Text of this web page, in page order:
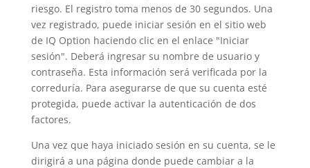
riesgo. El registro toma menos de 30 segundos. Una
vez registrado, puede iniciar sesión en el sitio web
de IQ Option haciendo clic en el enlace "Iniciar
sesión". Deberá ingresar su nombre de usuario y
contraseña. Esta información será verificada por la
correduría. Para asegurarse de que su cuenta esté
protegida, puede activar la autenticación de dos
factores.
Una vez que haya iniciado sesión en su cuenta, se le
dirigirá a una página donde puede cambiar a la